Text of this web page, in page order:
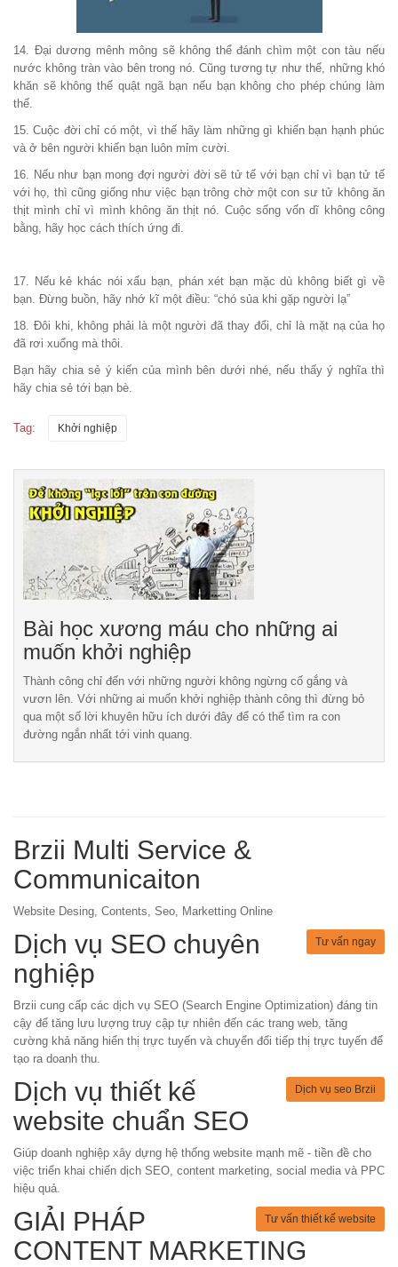
14. Đại dương mênh mông sẽ không thể đánh chìm một con tàu nếu
nước không tràn vào bên trong nó. Cũng tương tự như thế, những khó
khăn sẽ không thể quật ngã bạn nếu bạn không cho phép chúng làm
thế.
15. Cuộc đời chỉ có một, vì thế hãy làm những gì khiến bạn hạnh phúc
và ở bên người khiến bạn luôn mỉm cười.
16. Nếu như bạn mong đợi người đời sẽ tử tế với bạn chỉ vì bạn tử tế
với họ, thì cũng giống như việc bạn trông chờ một con sư tử không ăn
thịt mình chỉ vì mình không ăn thịt nó. Cuộc sống vốn dĩ không công
bằng, hãy học cách thích ứng đi.
17. Nếu kẻ khác nói xấu bạn, phán xét bạn mặc dù không biết gì về
bạn. Đừng buồn, hãy nhớ kĩ một điều: “chó sủa khi gặp người lạ”
18. Đôi khi, không phải là một người đã thay đổi, chỉ là mặt nạ của họ
đã rơi xuống mà thôi.
Bạn hãy chia sẻ ý kiến của mình bên dưới nhé, nếu thấy ý nghĩa thì
hãy chia sẻ tới bạn bè.
Tag: Khởi nghiệp
Bài học xương máu cho những ai
muốn khởi nghiệp
Thành công chỉ đến với những người không ngừng cố gắng và
vươn lên. Với những ai muốn khởi nghiệp thành công thì đừng bỏ
qua một số lời khuyên hữu ích dưới đây để có thể tìm ra con
đường ngắn nhất tới vinh quang.
Brzii Multi Service &
Communicaiton
Website Desing, Contents, Seo, Marketting Online
Tư vấn ngay
Dịch vụ SEO chuyên
nghiệp
Brzii cung cấp các dịch vụ SEO (Search Engine Optimization) đáng tin
cậy để tăng lưu lượng truy cập tự nhiên đến các trang web, tăng
cường khả năng hiển thị trực tuyến và chuyển đổi tiếp thị trực tuyến để
tạo ra doanh thu.
Dịch vụ seo Brzii
Dịch vụ thiết kế
website chuẩn SEO
Giúp doanh nghiệp xây dựng hệ thống website mạnh mẽ - tiền đề cho
việc triển khai chiến dịch SEO, content marketing, social media và PPC
hiệu quả.
Tư vấn thiết kế website
GIẢI PHÁP
CONTENT MARKETING